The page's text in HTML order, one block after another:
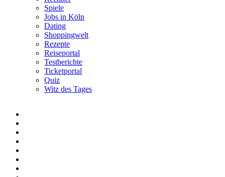
Spiele
Jobs in Köln
Dating
Shoppingwelt
Rezepte
Reiseportal
Testberichte
Ticketportal
Quiz
Witz des Tages